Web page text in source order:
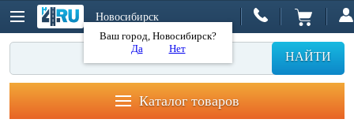
Новосибирск
Ваш город, Новосибирск?
Да
Нет
НАЙТИ
Каталог товаров